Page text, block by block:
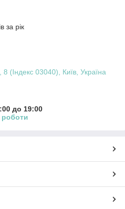
за рік
8 (Індекс 03040), Київ, Україна
до 19:00
роботи